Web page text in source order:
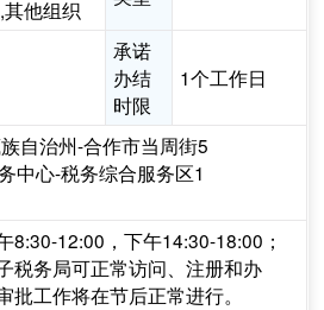
他组织
承诺
办结
时限
1个工作日
自治州-合作市当周街5
中心-税务综合服务区1
8:30-12:00，下午14:30-18:00；
税务局可正常访问、注册和办
批工作将在节后正常进行。